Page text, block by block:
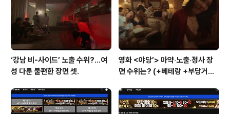
‘배꼽티 www.neocross.net 이 미니스커트에 관한 이야
기는 20..
‘강남 비-사이드’ 노출 수위?…여
성 다룬 불편한 장면 셋.
영화 <야당’> 마약‧노출‧정사 장
면 수위는? (+베테랑 +부당거래